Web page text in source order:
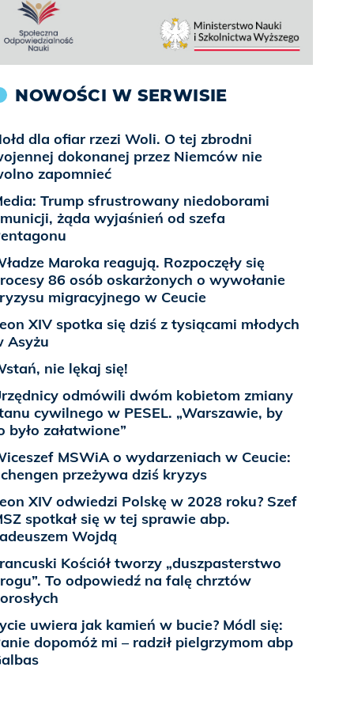
NOWOŚCI W SERWISIE
dla ofiar rzezi Woli. O tej zbrodni
dokonanej przez Niemców nie
zapomnieć
Trump sfrustrowany niedoborami
żąda wyjaśnień od szefa
Maroka reagują. Rozpoczęły się
86 osób oskarżonych o wywołanie
migracyjnego w Ceucie
XIV spotka się dziś z tysiącami młodych
Asyżu
nie lękaj się!
odmówili dwóm kobietom zmiany
cywilnego w PESEL. „Warszawie, by
było załatwione”
MSWiA o wydarzeniach w Ceucie:
przeżywa dziś kryzys
XIV odwiedzi Polskę w 2028 roku? Szef
spotkał się w tej sprawie abp.
Wojdą
Kościół tworzy „duszpasterstwo
To odpowiedź na falę chrztów
uwiera jak kamień w bucie? Módl się:
dopomóż mi – radził pielgrzymom abp